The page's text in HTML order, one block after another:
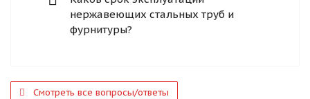
нержавеющих стальных труб и
фурнитуры?
Смотреть все вопросы/ответы